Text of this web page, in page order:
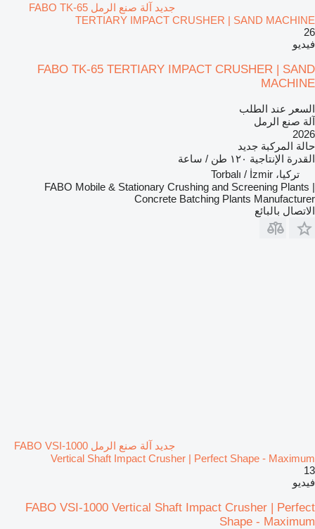
جديد آلة صنع الرمل FABO TK-65
TERTIARY IMPACT CRUSHER | SAND MACHINE
26
فيديو
FABO TK-65 TERTIARY IMPACT CRUSHER | SAND
MACHINE
السعر عند الطلب
آلة صنع الرمل
2026
حالة المركبة جديد
القدرة الإنتاجية ١٢٠ طن / ساعة
تركيا، Torbalı / İzmir
FABO Mobile & Stationary Crushing and Screening Plants |
Concrete Batching Plants Manufacturer
الاتصال بالبائع
جديد آلة صنع الرمل FABO VSI-1000
Vertical Shaft Impact Crusher | Perfect Shape - Maximum
13
فيديو
FABO VSI-1000 Vertical Shaft Impact Crusher | Perfect
Shape - Maximum